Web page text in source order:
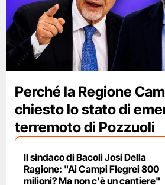
Perché la Regione
chiesto lo stato di
terremoto di Pozzuoli
Il sindaco di Bacoli Josi Della
Ragione: "Ai Campi Flegrei 800
milioni? Ma non c'è un cantiere"